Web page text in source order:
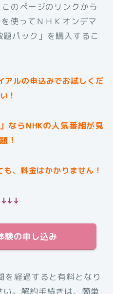
のページのリンクから
使ってＮＨＫオンデマ
パック」を購入するこ
アルの申込みでお試しくだ
！
ならNHKの人気番組が見
！
、料金はかかりません！
験の申し込み
を経過すると有料となり
。解約手続きは、簡単